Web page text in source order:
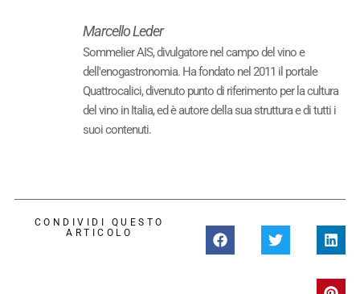
Marcello Leder
Sommelier AIS, divulgatore nel campo del vino e
dell'enogastronomia. Ha fondato nel 2011 il portale
Quattrocalici, divenuto punto di riferimento per la cultura
del vino in Italia, ed è autore della sua struttura e di tutti i
suoi contenuti.
CONDIVIDI QUESTO
ARTICOLO